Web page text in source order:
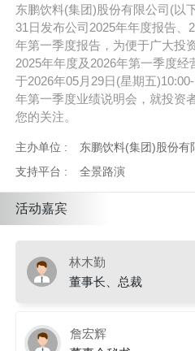
东鹏饮料(集团)股份有限公司(以
31日发布公司2025年年度报告、
年第一季度报告，为便于广大投
2025年年度及2026年第一季度经
于2026年05月29日(星期五
年第一季度业绩说明会，就投资
您的关注。
主办单位 :
东鹏饮料(集团)股份有
支持平台 :
全景路演
活动嘉宾
林木勤
董事长、总裁
詹宏辉